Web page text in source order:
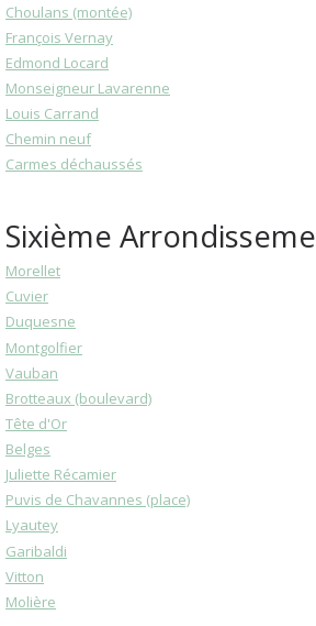
Choulans (montée)
François Vernay
Edmond Locard
Monseigneur Lavarenne
Louis Carrand
Chemin neuf
Carmes déchaussés
Sixième
Morellet
Cuvier
Duquesne
Montgolfier
Vauban
Brotteaux (boulevard)
Tête d'Or
Belges
Juliette Récamier
Puvis de Chavannes (place)
Lyautey
Garibaldi
Vitton
Molière